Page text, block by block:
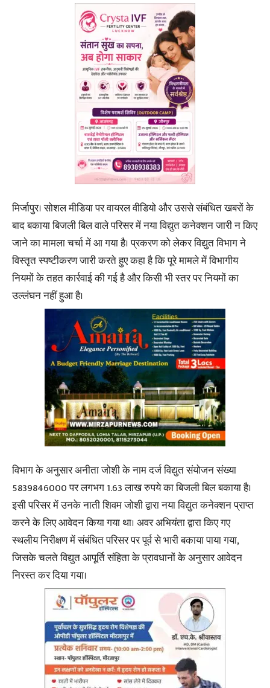
मिर्जापुर। सोशल मीडिया पर वायरल वीडियो और उससे संबंधित खबरों के
बाद बकाया बिजली बिल वाले परिसर में नया विद्युत कनेक्शन जारी न किए
जाने का मामला चर्चा में आ गया है। प्रकरण को लेकर विद्युत विभाग ने
विस्तृत स्पष्टीकरण जारी करते हुए कहा है कि पूरे मामले में विभागीय
नियमों के तहत कार्रवाई की गई है और किसी भी स्तर पर नियमों का
उल्लंघन नहीं हुआ है।
विभाग के अनुसार अनीता जोशी के नाम दर्ज विद्युत संयोजन संख्या
5839846000 पर लगभग 1.63 लाख रुपये का बिजली बिल बकाया है।
इसी परिसर में उनके नाती शिवम जोशी द्वारा नया विद्युत कनेक्शन प्राप्त
करने के लिए आवेदन किया गया था। अवर अभियंता द्वारा किए गए
स्थलीय निरीक्षण में संबंधित परिसर पर पूर्व से भारी बकाया पाया गया,
जिसके चलते विद्युत आपूर्ति संहिता के प्रावधानों के अनुसार आवेदन
निरस्त कर दिया गया।